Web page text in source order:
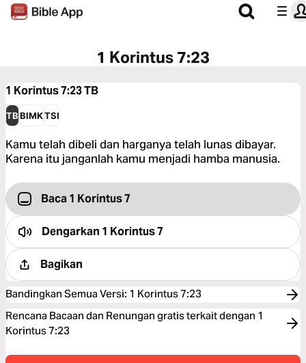
1 Korintus 7:23
1 Korintus 7:23TB
TBBIMKTSI
Kamu telah dibeli dan harganya telah lunas dibayar.
Karena itu janganlah kamu menjadi hamba manusia.
Baca 1 Korintus 7
Dengarkan 1 Korintus 7
Bagikan
Bandingkan Semua Versi: 1 Korintus 7:23
Rencana Bacaan dan Renungan gratis terkait dengan 1
Korintus 7:23